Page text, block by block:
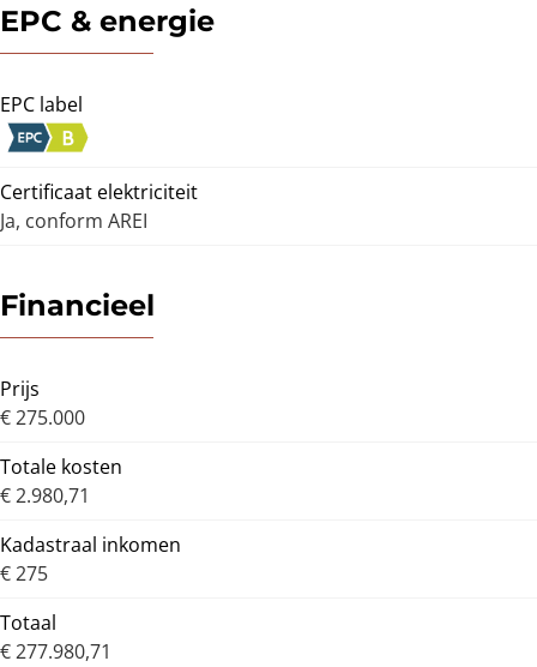
EPC & energie
EPC label
Certificaat elektriciteit
Ja, conform AREI
Financieel
Prijs
€ 275.000
Totale kosten
€ 2.980,71
Kadastraal inkomen
€ 275
Totaal
€ 277.980,71